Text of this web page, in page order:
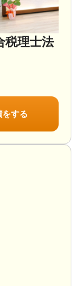
動産売却
く対応し
内まで可
降相談可
税理士法
をする